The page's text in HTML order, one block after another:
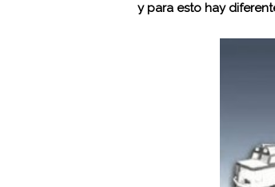
y para esto hay